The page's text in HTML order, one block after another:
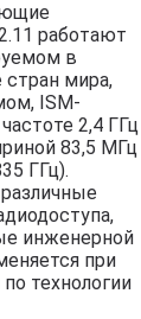
работают
в
мира,
ISM-
2,4 ГГц
83,5 МГц
ГГц).
инженерной
при
технологии